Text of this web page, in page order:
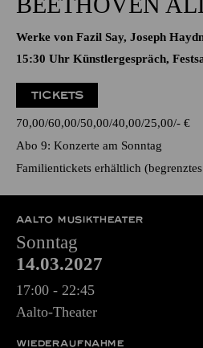
BEETHOVEN-JUBILÄUM
FAZIL SAY
BEETHOVEN
Werke von Fazil Say, Joseph
15:30 Uhr Künstlergespräch,
TICKETS
70,00 60,00 50,00 40,00 25,00 -€
Abo 9: Konzerte am Sonntag
Familienticketserhältlich (begrenztes
AALTO MUSIKTHEATER
Sonntag
14.03.2027
17:00 - 22:45